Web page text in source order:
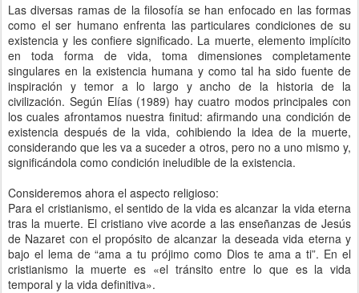
Las diversas ramas de la filosofía se han enfocado en las formas
como el ser humano enfrenta las particulares condiciones de su
existencia y les confiere significado. La muerte, elemento implícito
en toda forma de vida, toma dimensiones completamente
singulares en la existencia humana y como tal ha sido fuente de
inspiración y temor a lo largo y ancho de la historia de la
civilización. Según Elías (1989) hay cuatro modos principales con
los cuales afrontamos nuestra finitud: afirmando una condición de
existencia después de la vida, cohibiendo la idea de la muerte,
considerando que les va a suceder a otros, pero no a uno mismo y,
significándola como condición ineludible de la existencia.
Consideremos ahora el aspecto religioso:
Para el cristianismo, el sentido de la vida es alcanzar la vida eterna
tras la muerte. El cristiano vive acorde a las enseñanzas de Jesús
de Nazaret con el propósito de alcanzar la deseada vida eterna y
bajo el lema de “ama a tu prójimo como Dios te ama a ti”. En el
cristianismo la muerte es «el tránsito entre lo que es la vida
temporal y la vida definitiva».